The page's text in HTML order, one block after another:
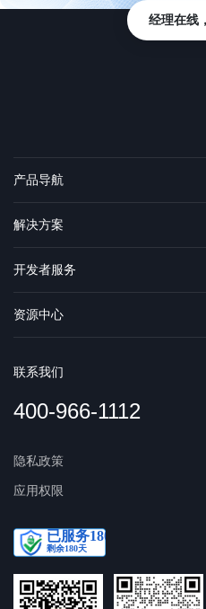
产品导航
解决方案
开发者服务
资源中心
联系我们
400-966-1112
隐私政策
应用权限
经理在线